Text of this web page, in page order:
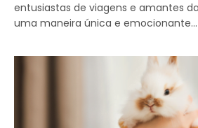
entusiastas de viagens e amantes
uma maneira única e emocionante…